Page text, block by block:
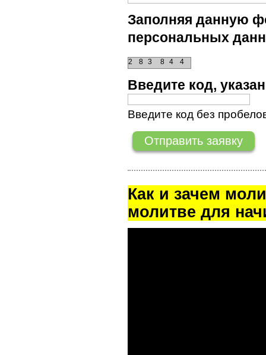
Заполняя данную
персональных
8 4
4
8 3
2
Введите код,
Введите код без
Как и зачем
молитве для